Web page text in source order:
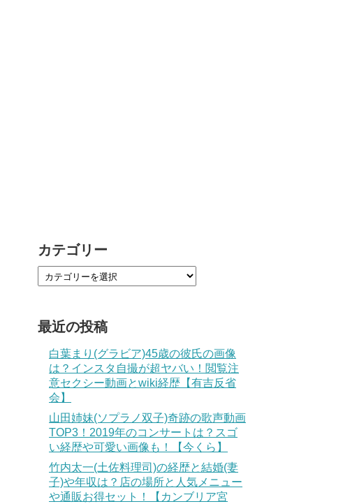
カテゴリー
最近の投稿
白葉まり(グラビア)45歳の彼氏の画像
は？インスタ自撮が超ヤバい！閲覧注
意セクシー動画とwiki経歴【有吉反省
会】
山田姉妹(ソプラノ双子)奇跡の歌声動画
TOP3！2019年のコンサートは？スゴ
い経歴や可愛い画像も！【今くら】
竹内太一(土佐料理司)の経歴と結婚(妻
子)や年収は？店の場所と人気メニュー
や通販お得セット！【カンブリア宮